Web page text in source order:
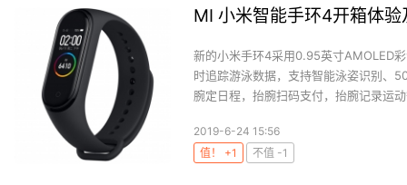
MI 小米智能手环4开箱体
新的小米手环4采用0.95英寸AMOLED
时追踪游泳数据，支持智能泳姿识别、
腕定日程，抬腕扫码支付，抬腕记录运
2019-6-24 15:56
值！ +1
不值 -1